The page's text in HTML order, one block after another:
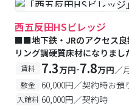
#予約受付中 #空室待ち
西五反田HSビレッジ
■■地下鉄・JRのアクセス
リング調硬質床材になりまし
賃料 7.3万円-7.8万円／
敷金 60,000円／契約時お預
入館料 60,000円／契約時